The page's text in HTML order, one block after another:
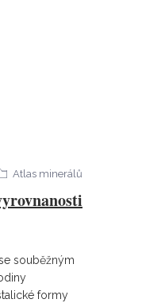
Atlas minerálů
souběžným
formy